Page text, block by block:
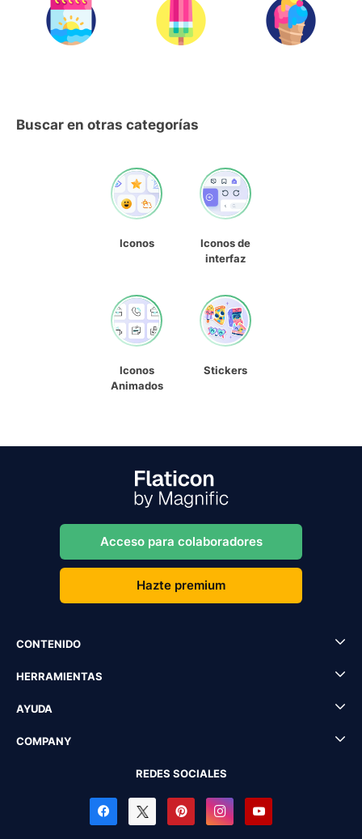
Buscar en otras categorías
Iconos
Iconos de
interfaz
Iconos
Animados
Stickers
Acceso para colaboradores
Hazte premium
CONTENIDO
HERRAMIENTAS
AYUDA
COMPANY
REDES SOCIALES